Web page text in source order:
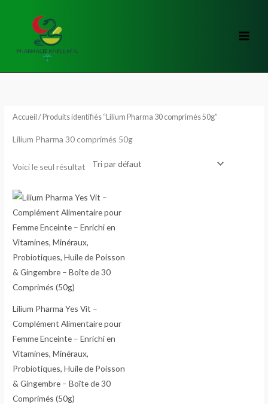
Accueil / Produits identifiés “Lilium Pharma 30 comprimés 50g”
Lilium Pharma 30 comprimés 50g
Voici le seul résultat
Lilium Pharma Yes Vit –
Complément Alimentaire pour
Femme Enceinte – Enrichi en
Vitamines, Minéraux,
Probiotiques, Huile de Poisson
& Gingembre – Boîte de 30
Comprimés (50g)